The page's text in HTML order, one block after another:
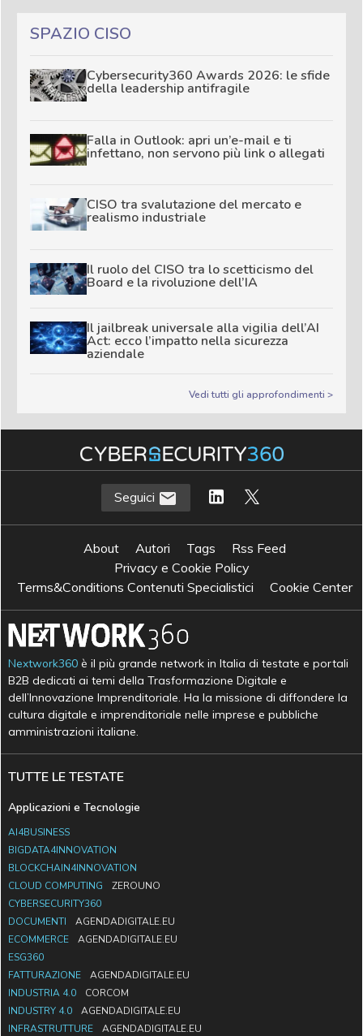
SPAZIO CISO
Cybersecurity360 Awards 2026: le sfide
della leadership antifragile
Falla in Outlook: apri un’e-mail e ti
infettano, non servono più link o allegati
CISO tra svalutazione del mercato e
realismo industriale
Il ruolo del CISO tra lo scetticismo del
Board e la rivoluzione dell’IA
Il jailbreak universale alla vigilia dell’AI
Act: ecco l’impatto nella sicurezza
aziendale
Vedi tutti gli approfondimenti >
Seguici
About Autori Tags
Rss Feed
Privacy e Cookie Policy
Terms&Conditions Contenuti Specialistici
Cookie Center
Nextwork360 è il più grande network in Italia di testate e portali
B2B dedicati ai temi della Trasformazione Digitale e
dell’Innovazione Imprenditoriale. Ha la missione di diffondere la
cultura digitale e imprenditoriale nelle imprese e pubbliche
amministrazioni italiane.
TUTTE LE TESTATE
Applicazioni e Tecnologie
AI4BUSINESS
BIGDATA4INNOVATION
BLOCKCHAIN4INNOVATION
CLOUD COMPUTING
ZEROUNO
CYBERSECURITY360
DOCUMENTI
AGENDADIGITALE.EU
ECOMMERCE
AGENDADIGITALE.EU
ESG360
FATTURAZIONE
AGENDADIGITALE.EU
INDUSTRIA 4.0
CORCOM
INDUSTRY 4.0
AGENDADIGITALE.EU
INFRASTRUTTURE
AGENDADIGITALE.EU